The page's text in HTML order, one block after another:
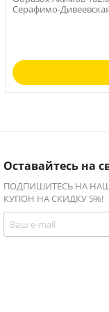
Серафимо-
Оставайтесь на
ПОДПИШИТЕСЬ НА
КУПОН НА СКИДКУ 5%!